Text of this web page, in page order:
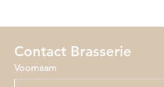
Contact Brasserie
Voornaam